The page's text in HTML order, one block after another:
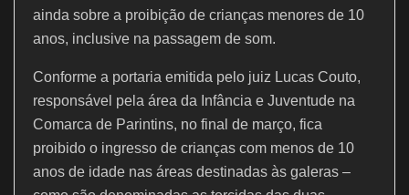
ainda sobre a proibição de crianças menores de 10
anos, inclusive na passagem de som.
Conforme a portaria emitida pelo juiz Lucas Couto,
responsável pela área da Infância e Juventude na
Comarca de Parintins, no final de março, fica
proibido o ingresso de crianças com menos de 10
anos de idade nas áreas destinadas às galeras –